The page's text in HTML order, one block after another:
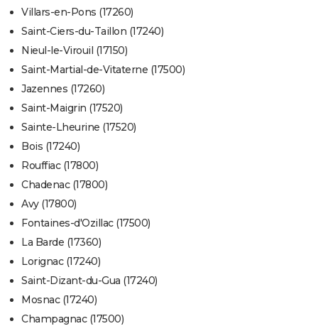
Villars-en-Pons (17260)
Saint-Ciers-du-Taillon (17240)
Nieul-le-Virouil (17150)
Saint-Martial-de-Vitaterne (17500)
Jazennes (17260)
Saint-Maigrin (17520)
Sainte-Lheurine (17520)
Bois (17240)
Rouffiac (17800)
Chadenac (17800)
Avy (17800)
Fontaines-d'Ozillac (17500)
La Barde (17360)
Lorignac (17240)
Saint-Dizant-du-Gua (17240)
Mosnac (17240)
Champagnac (17500)